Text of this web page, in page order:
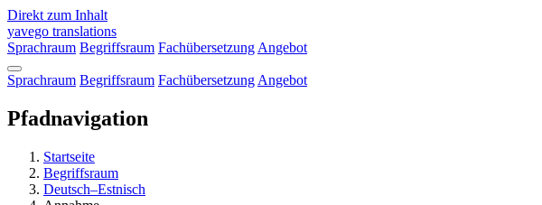
Direkt zum Inhalt
yavego translations
Sprachraum Begriffsraum Fachübersetzung Angebot
Sprachraum Begriffsraum Fachübersetzung Angebot
Pfadnavigation
Startseite
Begriffsraum
Deutsch–Estnisch